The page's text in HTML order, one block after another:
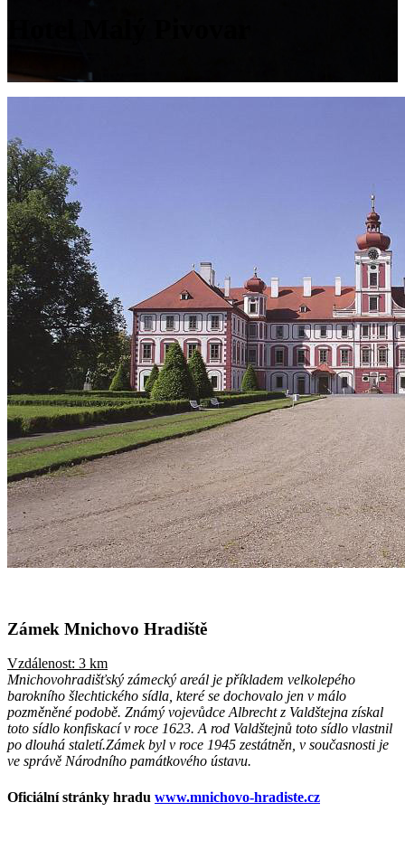
Zámek Mnichovo Hradiště
Vzdálenost: 3 km
Mnichovohradišťský zámecký areál je příkladem velkolepého
barokního šlechtického sídla, které se dochovalo jen v málo
pozměněné podobě. Známý vojevůdce Albrecht z Valdštejna získal
toto sídlo konfiskací v roce 1623. A rod Valdštejnů toto sídlo vlastnil
po dlouhá staletí.Zámek byl v roce 1945 zestátněn, v současnosti je
ve správě Národního památkového ústavu.
Oficiální stránky hradu www.mnichovo-hradiste.cz